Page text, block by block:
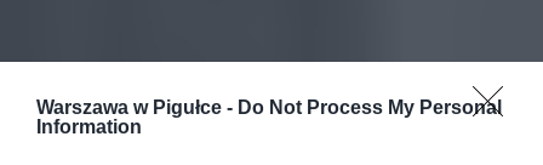
Warszawa w Pigułce - Do Not Process My Personal
Information